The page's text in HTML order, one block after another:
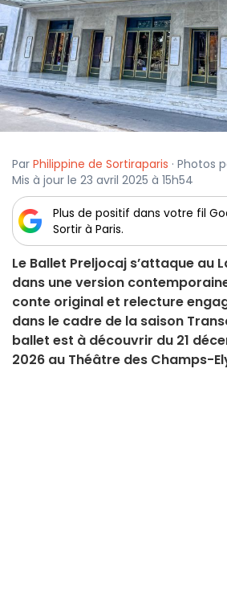
Par Philippine de Sortiraparis · Photos
Mis à jour le 23 avril 2025 à 15h54
Plus de positif dans votre fil
Sortir à Paris.
Le Ballet Preljocaj s’attaque au
dans une version
conte original et relecture
dans le cadre de la saison
ballet est à découvrir du 21
2026 au Théâtre des Champs-